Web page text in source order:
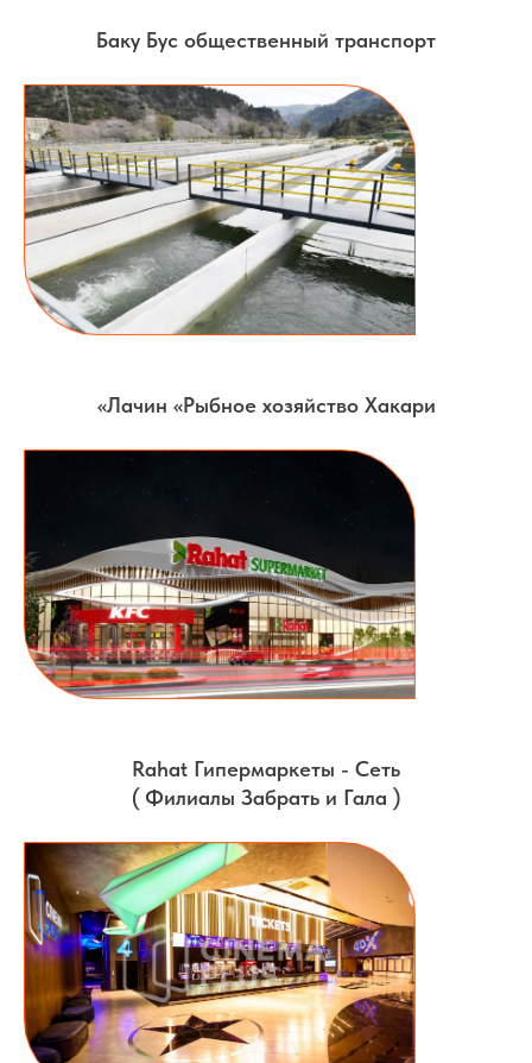
Баку Бус общественный транспорт
Лачин «Рыбное хозяйство Хакари»
Rahat Гипермаркеты - Сеть
( Филиалы Забрать и Гала )